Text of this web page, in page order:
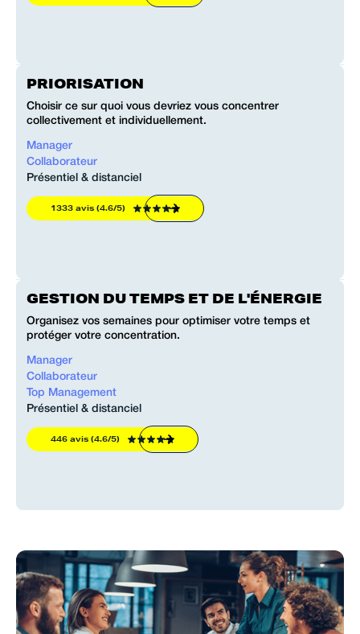
PRIORISATION
Choisir ce sur quoi vous devriez vous concentrer
collectivement et individuellement.
Manager
Collaborateur
Présentiel & distanciel
1333 avis (4.6/5)
GESTION DU TEMPS ET DE L'ÉNERGIE
Organisez vos semaines pour optimiser votre temps et
protéger votre concentration.
Manager
Collaborateur
Top Management
Présentiel & distanciel
446 avis (4.6/5)